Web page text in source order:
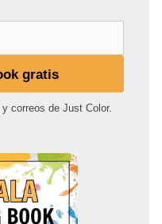
gratis
correos de Just Color.